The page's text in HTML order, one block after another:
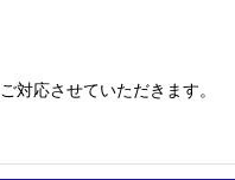
対応させていただきます。